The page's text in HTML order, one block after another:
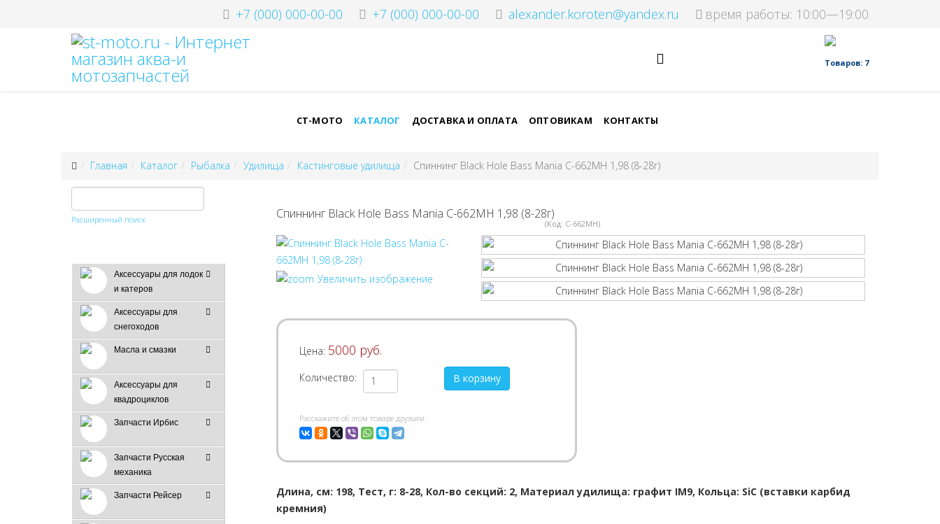
+7 (000) 000-00-00 +7 (000) 000-00-00 alexander.koroten@yandex.ru время работы: 10:00—19:00
СТ-МОТО КАТАЛОГ ДОСТАВКА И ОПЛАТА ОПТОВИКАМ КОНТАКТЫ
Товаров: 7
Главная Каталог Рыбалка Удилища Кастинговые удилища Спиннинг Black Hole Bass Mania C-662MH 1,98 (8-28г)
Расширенный поиск
Аксессуары для лодок
и катеров
Аксессуары для
снегоходов
Масла и смазки
Аксессуары для
квадроциклов
Запчасти Ирбис
Запчасти Русская
механика
Запчасти Рейсер
Спиннинг Black Hole Bass Mania C-662MH 1,98 (8-28г)
(Код: C-662MH)
Увеличить изображение
Цена: 5000 руб.
Количество:
Pасскажите об этом товаре друзьям:
Длина, см: 198, Тест, г: 8-28, Кол-во секций: 2, Материал удилища: графит IM9, Кольца: SiC (вставки карбид
кремния)